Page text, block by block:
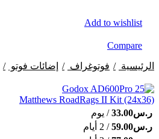
Add to wishlist
Compare
الرئيسية
فوتوغراف إضائات فوتو
Matthews RoadRags II Kit (24x36)
ر.س33.00/ يوم
ر.س59.00/ 2 أيام